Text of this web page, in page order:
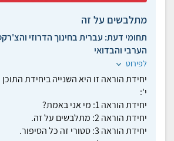
מתלבשים על זה
תחומי דעת: עברית בחינוך הדרוזי
הערבי והבדואי
לפירוט
יחידת הוראה זו היא השנייה ביחידת
י':
יחידת הוראה 1: מי אני באמת?
יחידת הוראה 2: מתלבשים על זה.
יחידת הוראה 3: סטורי זה כל הסיפור.